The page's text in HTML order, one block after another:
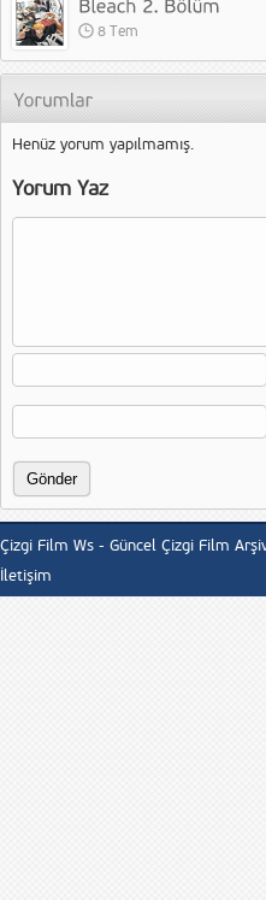
8 Tem
Henüz yorum yapılmamış.
Yorum Yaz
Çizgi Film Ws - Güncel Çizgi Film
İletişim